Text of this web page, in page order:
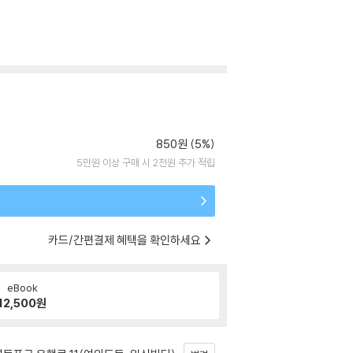
850원 (5%)
5만원 이상 구매 시 2천원 추가 적립
카드/간편결제 혜택을 확인하세요
eBook
원